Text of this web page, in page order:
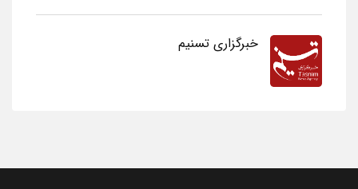
خبرگزاری تسنیم